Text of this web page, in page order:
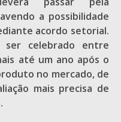
a possibilidade
acordo setorial.
celebrado entre
até um ano após o
no mercado, de
mais precisa de